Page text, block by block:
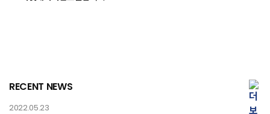
RECENT NEWS
2022.05.23